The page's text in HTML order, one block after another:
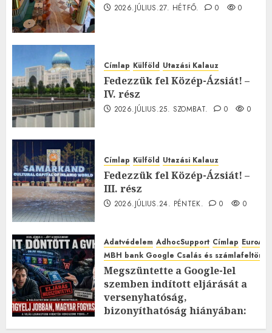
2026.JÚLIUS.27. HÉTFŐ. 0 0
Címlap Külföld Utazási Kalauz
Fedezzük fel Közép-Ázsiát! –
IV. rész
2026.JÚLIUS.25. SZOMBAT. 0 0
Címlap Külföld Utazási Kalauz
Fedezzük fel Közép-Ázsiát! –
III. rész
2026.JÚLIUS.24. PÉNTEK. 0 0
Adatvédelem AdhocSupport Címlap
MBH bank Google Csalás és
Megszüntette a Google-lel
szemben indított eljárását a
versenyhatóság,
bizonyíthatóság hiányában: